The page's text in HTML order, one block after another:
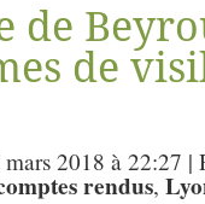
de
de
mars 2018 à 22:27
rendus,